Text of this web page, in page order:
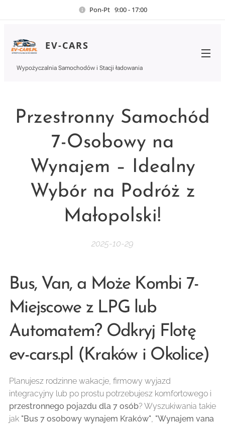
Pon-Pt 9:00 - 17:00
EV-CARS
Wypożyczalnia Samochodów i Stacji ładowania
Przestronny Samochód
7-Osobowy na
Wynajem – Idealny
Wybór na Podróż z
Małopolski!
2025-10-29
Bus, Van, a Może Kombi 7-
Miejscowe z LPG lub
Automatem? Odkryj Flotę
ev-cars.pl (Kraków i Okolice)
Planujesz rodzinne wakacje, firmowy wyjazd
integracyjny lub po prostu potrzebujesz komfortowego i
przestronnego pojazdu dla 7 osób? Wyszukiwania takie
jak "Bus 7 osobowy wynajem Kraków", "Wynajem vana